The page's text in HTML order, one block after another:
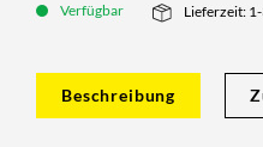
Verfügbar Lieferzeit:
Beschreibung